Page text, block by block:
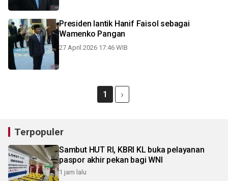
Presiden lantik Hanif Faisol sebagai
Wamenko Pangan
27 April 2026 17:46 WIB
1
Terpopuler
Sambut HUT RI, KBRI KL buka pelayanan
paspor akhir pekan bagi WNI
1 jam lalu